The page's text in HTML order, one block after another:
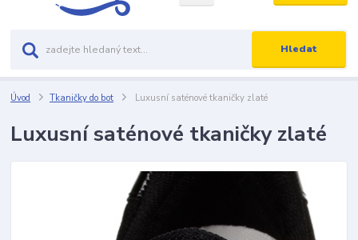
Hledat
Úvod Tkaničky do bot Luxusní saténové tkaničky zlaté
Luxusní saténové tkaničky zlaté